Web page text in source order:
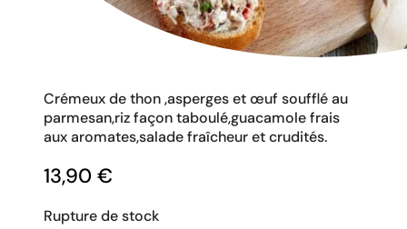
Crémeux de thon ,asperges et œuf soufflé au
parmesan,riz façon taboulé,guacamole frais
aux aromates,salade fraîcheur et crudités.
13,90 €
Rupture de stock